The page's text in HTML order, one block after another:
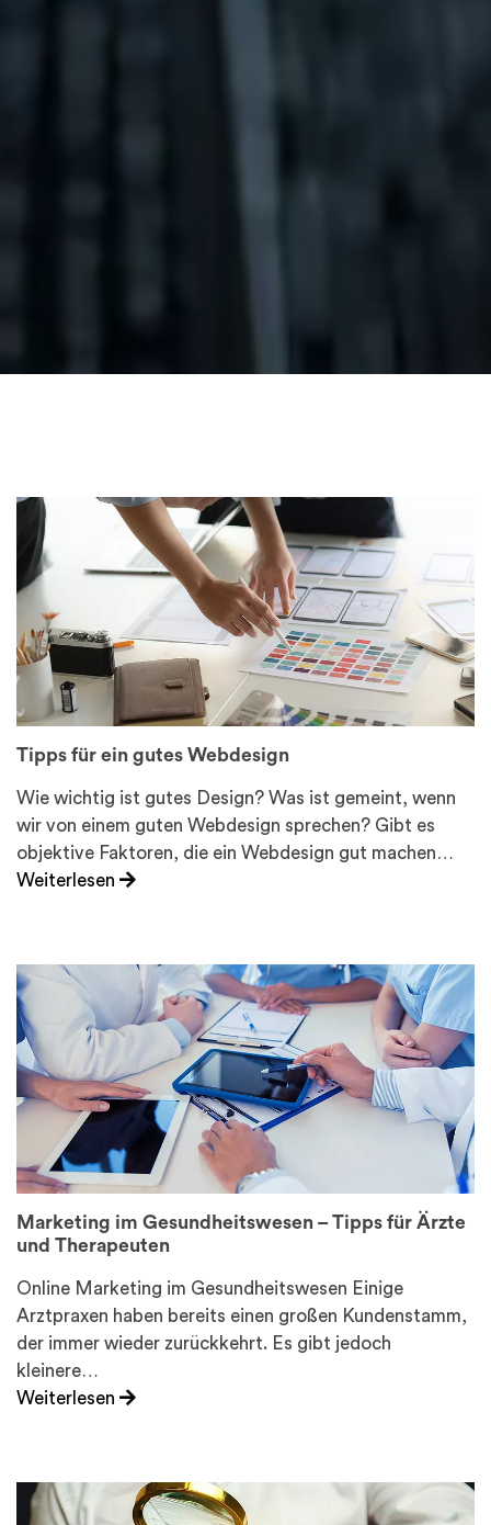
Tipps für ein gutes Webdesign
Wie wichtig ist gutes Design? Was ist gemeint, wenn
wir von einem guten Webdesign sprechen? Gibt es
objektive Faktoren, die ein Webdesign gut machen…
Weiterlesen
Marketing im Gesundheitswesen – Tipps für Ärzte
und Therapeuten
Online Marketing im Gesundheitswesen Einige
Arztpraxen haben bereits einen großen Kundenstamm,
der immer wieder zurückkehrt. Es gibt jedoch
kleinere…
Weiterlesen